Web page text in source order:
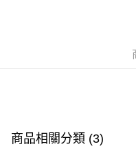
每筆HK$40.00，滿
每筆HK$40.00，滿
商品相關分類 (3)